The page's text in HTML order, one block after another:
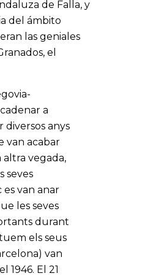
de Falla, y
del ámbito
las geniales
el
a
diversos anys
van acabar
altra vegada,
seves
van anar
les seves
durant
els seus
van
1946. El 21